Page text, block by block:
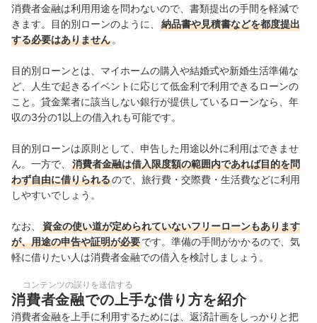
消費者金融は利用用途を問わないので、書類提出の手間を軽減で
きます。目的別ローンのように、
納品書や見積書などを都度提出
する必要はありません 。
目的別ローンとは、マイホームの購入や結婚式や新婚生活準備な
ど、
人生で起きるイベントに応じて低金利で利用できるローンの
こと。 貸金業者に該当しない銀行が提供しているローンなら、年
収の3分の1以上の借入れも可能です。
目的別ローンは原則として、申告した用途以外に利用はできませ
ん。一方で、
消費者金融は借入限度額の範囲内であれば目的を問
わず自由に借りられるので、旅行費・交際費・生活費などに利用
しやすいでしょう。
なお、
資金の使い道が定められていないフリーローンもあります
が、用途の申告や証明が必要です。準備の手間がかかるので、気
軽に借りたい人は消費者金融での借入を検討しましょう。
コンテンツの誤りを送信する
消費者金融での上手な借り方を紹介
消費者金融を上手に利用するためには、返済計画をしっかりと把